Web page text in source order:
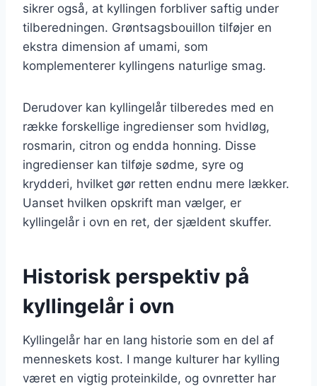
sikrer også, at kyllingen forbliver saftig under
tilberedningen. Grøntsagsbouillon tilføjer en
ekstra dimension af umami, som
komplementerer kyllingens naturlige smag.
Derudover kan kyllingelår tilberedes med en
række forskellige ingredienser som hvidløg,
rosmarin, citron og endda honning. Disse
ingredienser kan tilføje sødme, syre og
krydderi, hvilket gør retten endnu mere lækker.
Uanset hvilken opskrift man vælger, er
kyllingelår i ovn en ret, der sjældent skuffer.
Historisk perspektiv på
kyllingelår i ovn
Kyllingelår har en lang historie som en del af
menneskets kost. I mange kulturer har kylling
været en vigtig proteinkilde, og ovnretter har